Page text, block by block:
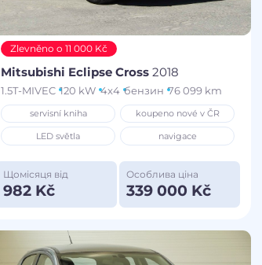
Zlevněno o 11 000 Kč
Mitsubishi Eclipse Cross 2018
1.5T-MIVEC 120 kW 4x4 бензин 76 099 km
servisní kniha koupeno nové v ČR
LED světla navigace
Щомісяця від
982 Kč
Особлива ціна
339 000 Kč